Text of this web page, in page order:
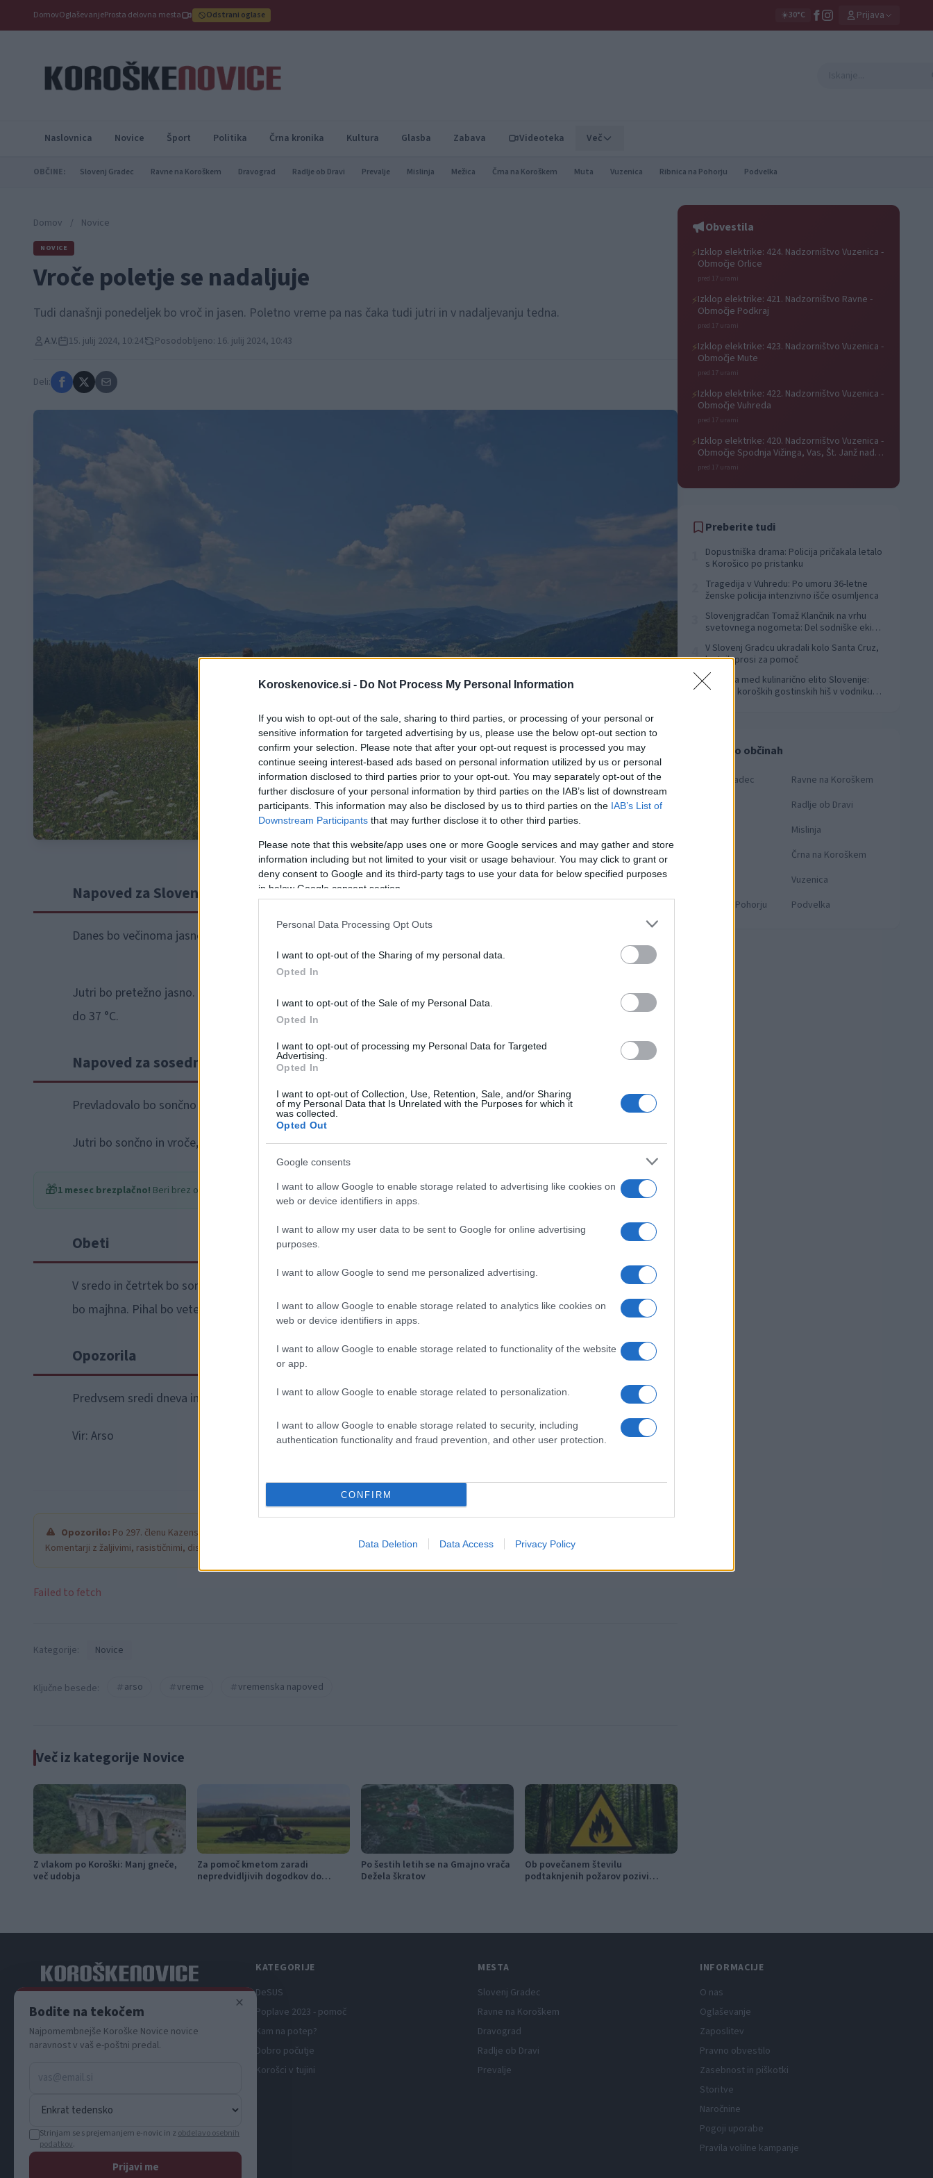
Koroskenovice.si - Do Not Process My Personal Information
If you wish to opt-out of the sale, sharing to third parties, or processing of your personal or
sensitive information for targeted advertising by us, please use the below opt-out section to
confirm your selection. Please note that after your opt-out request is processed you may
continue seeing interest-based ads based on personal information utilized by us or personal
information disclosed to third parties prior to your opt-out. You may separately opt-out of the
further disclosure of your personal information by third parties on the IAB’s list of downstream
participants. This information may also be disclosed by us to third parties on the IAB’s List of
Downstream Participants that may further disclose it to other third parties.
Please note that this website/app uses one or more Google services and may gather and store
information including but not limited to your visit or usage behaviour. You may click to grant or
deny consent to Google and its third-party tags to use your data for below specified purposes
in below Google consent section.
Personal Data Processing Opt Outs
I want to opt-out of the Sharing of my personal data.
Opted In
I want to opt-out of the Sale of my Personal Data.
Opted In
I want to opt-out of processing my Personal Data for Targeted
Advertising.
Opted In
I want to opt-out of Collection, Use, Retention, Sale, and/or Sharing
of my Personal Data that Is Unrelated with the Purposes for which it
was collected.
Opted Out
Google consents
I want to allow Google to enable storage related to advertising like cookies on
web or device identifiers in apps.
I want to allow my user data to be sent to Google for online advertising
purposes.
I want to allow Google to send me personalized advertising.
I want to allow Google to enable storage related to analytics like cookies on
web or device identifiers in apps.
I want to allow Google to enable storage related to functionality of the website
or app.
I want to allow Google to enable storage related to personalization.
I want to allow Google to enable storage related to security, including
authentication functionality and fraud prevention, and other user protection.
CONFIRM
Data Deletion Data Access Privacy Policy
DomovOglaševanjeProsta delovna mesta Odstrani oglase ☀️30°C Prijava
Naslovnica Novice Šport Politika Črna kronika Kultura Glasba Zabava Videoteka Več
OBČINE: Slovenj Gradec Ravne na Koroškem Dravograd Radlje ob Dravi Prevalje Mislinja Mežica Črna na Koroškem Muta Vuzenica Ribnica na Pohorju Podvelka
Domov / Novice
NOVICE
Vroče poletje se nadaljuje
Tudi današnji ponedeljek bo vroč in jasen. Poletno vreme pa nas čaka tudi jutri in v nadaljevanju tedna.
A.V. 15. julij 2024, 10:24 Posodobljeno: 16. julij 2024, 10:43
Deli:
Foto: Ivan Pisar
Napoved za Slovenijo
Danes bo večinoma jasno. Najvišje dnevne temperature bodo od 29 do 35 °C.
Jutri bo pretežno jasno. Najnižje jutranje temperature bodo od 13 do 20, ob morju 22, najvišje dnevne od 30
do 37 °C.
Napoved za sosednje pokrajine
Prevladovalo bo sončno in vroče poletno vreme.
Jutri bo sončno in vroče, predvsem v Alpah bo popoldne lahko nastala kakšna ploha ali nevihta.
🎁1 mesec brezplačno! Beri brez oglasov Preizkusi zdaj
Obeti
V sredo in četrtek bo sončno in v notranjosti Slovenije malo manj vroče. Verjetnost za kakšno ploho ali nevihto
bo majhna. Pihal bo veter vzhodnih smeri.
Opozorila
Predvsem sredi dneva in popoldne bo po nižinah velika toplotna obremenitev.
Vir: Arso
Opozorilo: Po 297. členu Kazenskega zakonika je posameznik kazensko odgovoren za javno spodbujanje sovraštva, nasilja ali nestrpnosti.
Komentarji z žaljivimi, rasističnimi, diskriminatornimi ali nezakonitimi vsebinami bodo odstranjeni. Pravila komentiranja →
Failed to fetch
Kategorije: Novice
Ključne besede: arso vreme vremenska napoved
Več iz kategorije Novice
Z vlakom po Koroški: Manj gneče,
več udobja
Za pomoč kmetom zaradi
nepredvidljivih dogodkov do
Po šestih letih se na Gmajno vrača
Dežela škratov
Ob povečanem številu
podtaknjenih požarov pozivi
Obvestila
⚡Izklop elektrike: 424. Nadzorništvo Vuzenica -
Območje Orlice
pred 17 urami
⚡Izklop elektrike: 421. Nadzorništvo Ravne -
Območje Podkraj
pred 17 urami
⚡Izklop elektrike: 423. Nadzorništvo Vuzenica -
Območje Mute
pred 17 urami
⚡Izklop elektrike: 422. Nadzorništvo Vuzenica -
Območje Vuhreda
pred 17 urami
⚡Izklop elektrike: 420. Nadzorništvo Vuzenica -
Območje Spodnja Vižinga, Vas, Št. Janž nad
Radljami, Suhi Vrh, Dobrava
pred 17 urami
Preberite tudi
Dopustniška drama: Policija pričakala letalo
s Korošico po pristanku
Tragedija v Vuhredu: Po umoru 36-letne
ženske policija intenzivno išče osumljenca
Slovenjgradčan Tomaž Klančnik na vrhu
svetovnega nogometa: Del sodniške ekipe
4 V Slovenj Gradcu ukradali kolo Santa Cruz,
lastnik prosi za pomoč
5 Koroška med kulinarično elito Slovenije:
Sedem koroških gostinskih hiš v vodniku
Novice po občinah
Slovenj Gradec
Ravne na Koroškem
Radlje ob Dravi
Mislinja
Črna na Koroškem
Vuzenica
Ribnica na Pohorju
Podvelka
KATEGORIJE
DeSUS
Poplave 2023 - pomoč
Kam na potep?
Dobro počutje
Korošci v tujini
MESTA
Slovenj Gradec
Ravne na Koroškem
Dravograd
Radlje ob Dravi
Prevalje
INFORMACIJE
O nas
Oglaševanje
Zaposlitev
Pravno obvestilo
Zasebnost in piškotki
Storitve
Naročnine
Pogoji uporabe
Pravila volilne kampanje
×
Bodite na tekočem
Najpomembnejše Koroške Novice novice
naravnost v vaš e-poštni predal.
Strinjam se s prejemanjem e-novic in z obdelavo osebnih
podatkov.
Prijavi me